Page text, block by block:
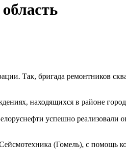
Так, бригада ремонтников
находящихся в районе
успешно реализовали
(Гомель), с помощь